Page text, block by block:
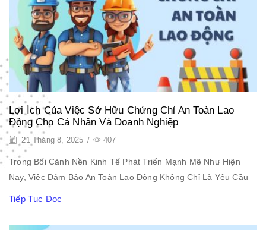
Lợi Ích Của Việc Sở Hữu Chứng Chỉ An Toàn Lao
Động Cho Cá Nhân Và Doanh Nghiệp
21 Tháng 8, 2025 / 407
Trong Bối Cảnh Nền Kinh Tế Phát Triển Mạnh Mẽ Như Hiện
Nay, Việc Đảm Bảo An Toàn Lao Động Không Chỉ Là Yêu Cầu
Tiếp Tục Đọc